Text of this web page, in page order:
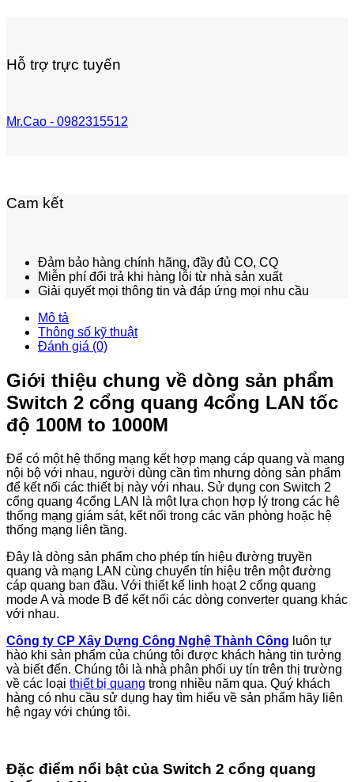
Hỗ trợ trực tuyến
Mr.Cao - 0982315512
Cam kết
Đảm bảo hàng chính hãng, đầy đủ CO, CQ
Miễn phí đổi trả khi hàng lỗi từ nhà sản xuất
Giải quyết mọi thông tin và đáp ứng mọi nhu cầu
Mô tả
Thông số kỹ thuật
Đánh giá (0)
Giới thiệu chung về dòng sản phẩm
Switch 2 cổng quang 4cổng LAN tốc
độ 100M to 1000M
Để có một hệ thống mạng kết hợp mạng cáp quang và mạng
nội bộ với nhau, người dùng cần tìm nhưng dòng sản phẩm
để kết nối các thiết bị này với nhau. Sử dụng con Switch 2
cổng quang 4cổng LAN là một lựa chọn hợp lý trong các hệ
thống mạng giám sát, kết nối trong các văn phòng hoặc hệ
thống mạng liên tầng.
Đây là dòng sản phẩm cho phép tín hiệu đường truyền
quang và mạng LAN cùng chuyển tín hiệu trên một đường
cáp quang ban đầu. Với thiết kế linh hoạt 2 cổng quang
mode A và mode B để kết nối các dòng converter quang khác
với nhau.
Công ty CP Xây Dựng Công Nghệ Thành Công luôn tự
hào khi sản phẩm của chúng tôi được khách hàng tin tưởng
và biết đến. Chúng tôi là nhà phân phối uy tín trên thị trường
về các loại thiết bị quang trong nhiều năm qua. Quý khách
hàng có nhu cầu sử dụng hay tìm hiểu về sản phẩm hãy liên
hệ ngay với chúng tôi.
Đặc điểm nổi bật của Switch 2 cổng quang